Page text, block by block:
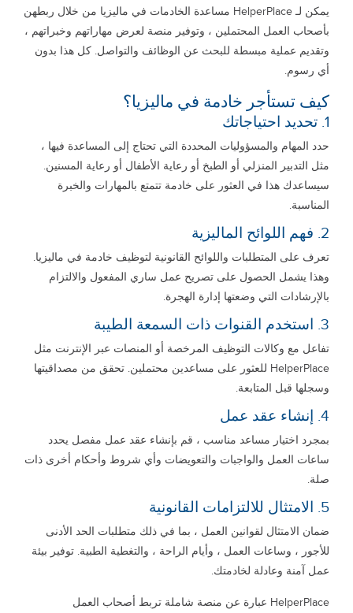
يمكن لـ HelperPlace مساعدة الخادمات في ماليزيا من خلال ربطهن
بأصحاب العمل المحتملين ، وتوفير منصة لعرض مهاراتهم وخبراتهم ،
وتقديم عملية مبسطة للبحث عن الوظائف والتواصل. كل هذا بدون
أي رسوم.
كيف تستأجر خادمة في ماليزيا؟
1. تحديد احتياجاتك
حدد المهام والمسؤوليات المحددة التي تحتاج إلى المساعدة فيها ،
مثل التدبير المنزلي أو الطبخ أو رعاية الأطفال أو رعاية المسنين.
سيساعدك هذا في العثور على خادمة تتمتع بالمهارات والخبرة
المناسبة.
2. فهم اللوائح الماليزية
تعرف على المتطلبات واللوائح القانونية لتوظيف خادمة في ماليزيا.
وهذا يشمل الحصول على تصريح عمل ساري المفعول والالتزام
بالإرشادات التي وضعتها إدارة الهجرة.
3. استخدم القنوات ذات السمعة الطيبة
تفاعل مع وكالات التوظيف المرخصة أو المنصات عبر الإنترنت مثل
HelperPlace للعثور على مساعدين محتملين. تحقق من مصداقيتها
وسجلها قبل المتابعة.
4. إنشاء عقد عمل
بمجرد اختيار مساعد مناسب ، قم بإنشاء عقد عمل مفصل يحدد
ساعات العمل والواجبات والتعويضات وأي شروط وأحكام أخرى ذات
صلة.
5. الامتثال للالتزامات القانونية
ضمان الامتثال لقوانين العمل ، بما في ذلك متطلبات الحد الأدنى
للأجور ، وساعات العمل ، وأيام الراحة ، والتغطية الطبية. توفير بيئة
عمل آمنة وعادلة لخادمتك.
HelperPlace عبارة عن منصة شاملة تربط أصحاب العمل